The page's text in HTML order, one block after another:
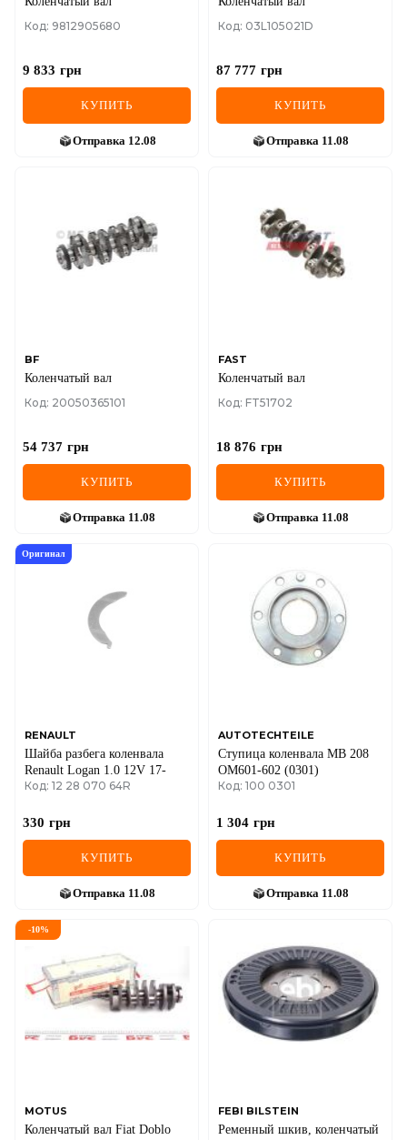
Код: 9812905680
9 833 грн
КУПИТЬ
Отправка 12.08
Код: 03L105021D
87 777 грн
КУПИТЬ
Отправка 11.08
BF
Коленчатый вал
Код: 20050365101
54 737 грн
КУПИТЬ
Отправка 11.08
FAST
Коленчатый вал
Код: FT51702
18 876 грн
КУПИТЬ
Отправка 11.08
Оригинал
RENAULT
Шайба разбега коленвала
Renault Logan 1.0 12V 17-
Код: 12 28 070 64R
330 грн
КУПИТЬ
Отправка 11.08
AUTOTECHTEILE
Ступица коленвала MB 208
OM601-602 (0301)
Код: 100 0301
1 304 грн
КУПИТЬ
Отправка 11.08
-10%
MOTUS
Коленчатый вал Fiat Doblo
FEBI BILSTEIN
Ременный шкив, коленчатый